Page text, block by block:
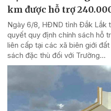
km được hỗ trợ
Ngày 6/8, HĐND tỉnh Đắk Lắk
quyết quy định chính sách hỗ
liên cấp tại các xã biên giới
sách đặc thù đối với Trường...